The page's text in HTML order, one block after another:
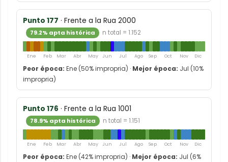
Punto 177 · Frente a la Rua 2000
79.2% apta histórica n total = 1.152
Ene Feb Mar Abr May Jun Jul Ago Sep Oct Nov Dic
Peor época: Ene (50% impropria) · Mejor época: Jul (10%
impropria)
Punto 176 · Frente a la Rua 1001
78.9% apta histórica n total = 1.151
Ene Feb Mar Abr May Jun Jul Ago Sep Oct Nov Dic
Peor época: Ene (42% impropria) · Mejor época: Jul (6%